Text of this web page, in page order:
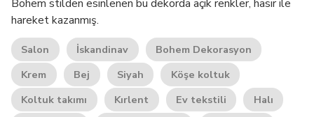
Bohem stilden esinlenen bu dekorda açık renkler, hasır ile
hareket kazanmış.
Salon İskandinav
Bohem Dekorasyon
Krem
Bej Siyah
Köşe koltuk
Koltuk takımı
Kırlent Ev tekstili
Halı